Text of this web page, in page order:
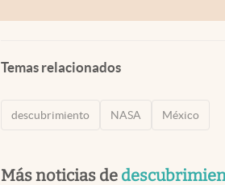
Temas relacionados
descubrimiento NASA México
Más noticias de